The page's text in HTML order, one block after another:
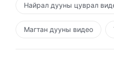
Найрал дууны цуврал
Магтан дууны видео